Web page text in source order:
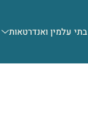
בתי עלמין ואנדרטאות